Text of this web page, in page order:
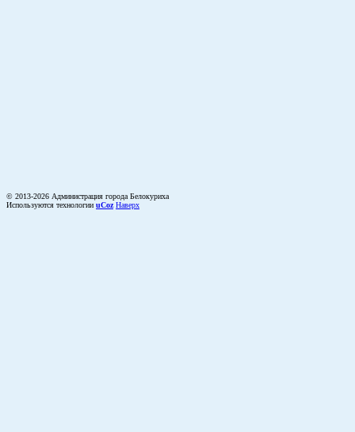
© 2013-2026 Администрация города Белокуриха
Используются технологии uCoz Наверх